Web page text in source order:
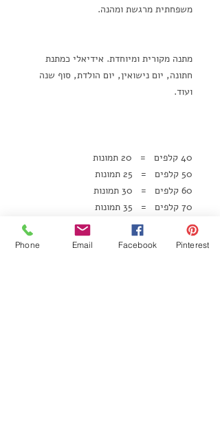
משפחתית מרגשת ומהנה.
מתנה מקורית ומיוחדת. אידיאלי כמתנת
חתונה, יום נישואין, יום הולדת, סוף שנה
ועוד.
40 קלפים = 20 תמונות
50 קלפים = 25 תמונות
60 קלפים = 30 תמונות
70 קלפים = 35 תמונות
Phone Email Facebook Pinterest